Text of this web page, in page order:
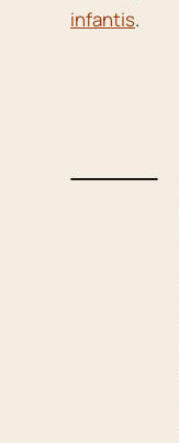
infantis.